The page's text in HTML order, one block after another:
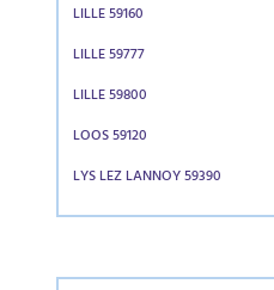
LILLE 59160
LILLE 59777
LILLE 59800
LOOS 59120
LYS LEZ LANNOY 59390